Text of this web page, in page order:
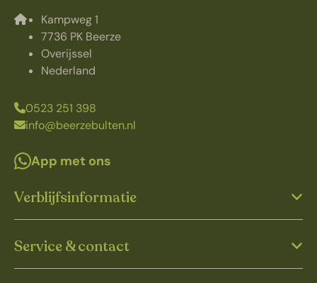
Kampweg 1
7736 PK Beerze
Overijssel
Nederland
0523 251 398
info@beerzebulten.nl
App met ons
Verblijfsinformatie
Service & contact